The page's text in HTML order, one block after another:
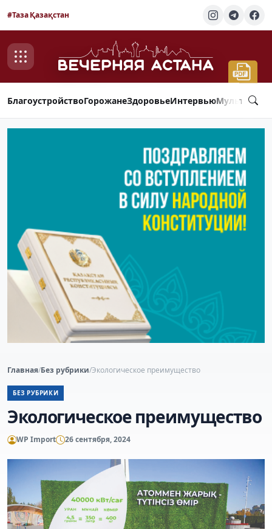
#Таза Қазақстан
БлагоустройствоГорожанеЗдоровьеИнтервью
Главная/Без рубрики/Экологическое преимущество
БЕЗ РУБРИКИ
Экологическое преимущество
WP Import 26 сентября, 2024